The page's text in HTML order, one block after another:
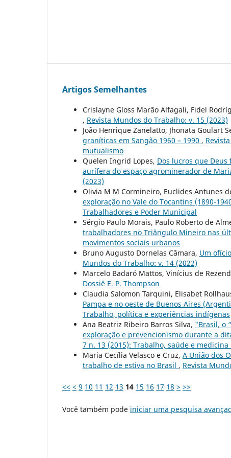
Artigos Semelhantes
Crislayne Gloss Marão Alfagali, Fidel
, Revista Mundos do Trabalho: v. 15 (2023)
João Henrique Zanelatto, Jhonata Goulart
graníticas em Sangão 1960 – 1990 ,
mutualismo
Quelen Ingrid Lopes, Dos lucros que
aurífera do espaço agrominerador de
(2023)
Olivia M M Cormineiro, Euclides Antunes
exploração no Vale do Tocantins (1890-
Trabalhadores e Poder Municipal
Sérgio Paulo Morais, Paulo Roberto de
trabalhadores no Triângulo Mineiro nas
movimentos sociais urbanos
Bruno Augusto Dornelas Câmara, Um
Mundos do Trabalho: v. 14 (2022)
Marcelo Badaró Mattos, Vinícius de
Dossiê E. P. Thompson
Claudia Salomon Tarquini, Elisabet
Pampa e no oeste de Buenos Aires
Trabalho, política e experiências indígenas
Ana Beatriz Ribeiro Barros Silva, "Brasil, o
exploração e prevencionismo durante a
7 n. 13 (2015): Trabalho, saúde e
Maria Cecília Velasco e Cruz, A União dos
trabalho de estiva no Brasil , Revista
<< < 9 10 11 12 13 14 15 16 17 18 > >>
Você também pode iniciar uma pesquisa